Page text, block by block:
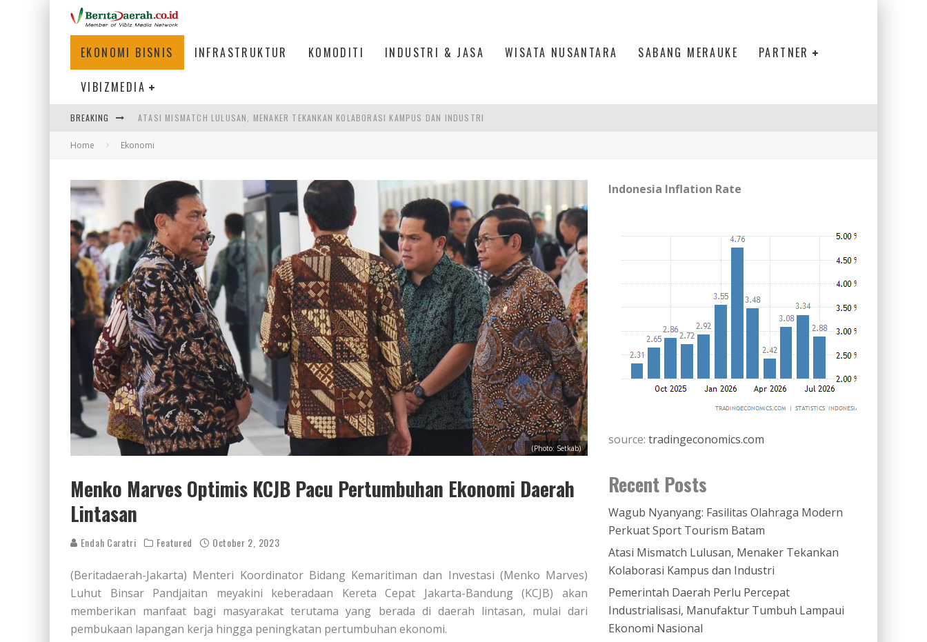
EKONOMI BISNIS INFRASTRUKTUR KOMODITI INDUSTRI & JASA WISATA NUSANTARA SABANG MERAUKE PARTNER
VIBIZMEDIA
BREAKING
ATASI MISMATCH LULUSAN, MENAKER TEKANKAN KOLABORASI KAMPUS DAN INDUSTRI
WAGUB NYANYANG: FASILITAS OLAHRAGA MODERN PERKUAT SPORT TOURISM BATAM
Home Ekonomi
(Photo: Setkab)
Menko Marves Optimis KCJB Pacu Pertumbuhan Ekonomi Daerah
Lintasan
Endah Caratri Featured October 2, 2023
(Beritadaerah-Jakarta) Menteri Koordinator Bidang Kemaritiman dan Investasi (Menko Marves)
Luhut Binsar Pandjaitan meyakini keberadaan Kereta Cepat Jakarta-Bandung (KCJB) akan
memberikan manfaat bagi masyarakat terutama yang berada di daerah lintasan, mulai dari
pembukaan lapangan kerja hingga peningkatan pertumbuhan ekonomi.
Indonesia Inflation Rate
source: tradingeconomics.com
Recent Posts
Wagub Nyanyang: Fasilitas Olahraga Modern
Perkuat Sport Tourism Batam
Atasi Mismatch Lulusan, Menaker Tekankan
Kolaborasi Kampus dan Industri
Pemerintah Daerah Perlu Percepat
Industrialisasi, Manufaktur Tumbuh Lampaui
Ekonomi Nasional